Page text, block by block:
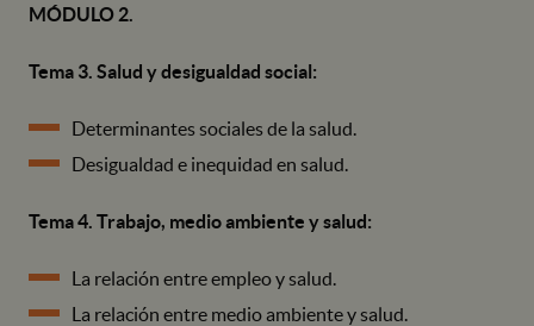
MÓDULO 2.
Tema 3. Salud y desigualdad social:
Determinantes sociales de la salud.
Desigualdad e inequidad en salud.
Tema 4. Trabajo, medio ambiente y salud:
La relación entre empleo y salud.
La relación entre medio ambiente y salud.